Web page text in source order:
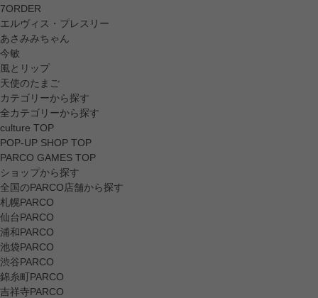
7ORDER
エルヴィス・プレスリー
あさみみちゃん
今敏
風とリップ
天使のたまご
カテゴリーから探す
全カテゴリーから探す
culture TOP
POP-UP SHOP TOP
PARCO GAMES TOP
ショップから探す
全国のPARCO店舗から探す
札幌PARCO
仙台PARCO
浦和PARCO
池袋PARCO
渋谷PARCO
錦糸町PARCO
吉祥寺PARCO